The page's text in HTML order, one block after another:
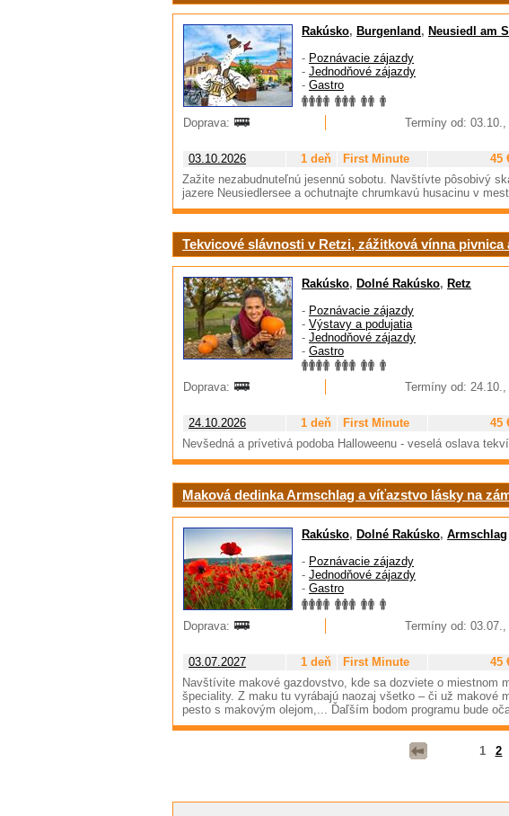
Rakúsko, Burgenland , Neusiedl am
- Poznávacie zájazdy
- Jednodňové zájazdy
- Gastro
Doprava:
Termíny od: 03.10.,
03.10.2026 1 deň First Minute 45
Zažite nezabudnuteľnú jesennú sobotu. Navštívte pôsobivý
jazere Neusiedlersee a ochutnajte chrumkavú husacinu v
Tekvicové slávnosti v Retzi, zážitková vínna pivnica
Rakúsko, Dolné Rakúsko, Retz
- Poznávacie zájazdy
- Výstavy a podujatia
- Jednodňové zájazdy
- Gastro
Doprava:
Termíny od: 24.10.,
24.10.2026 1 deň First Minute 45
Nevšedná a prívetivá podoba Halloweenu - veselá oslava
Maková dedinka Armschlag a víťazstvo lásky na
Rakúsko, Dolné Rakúsko, Armschlag
- Poznávacie zájazdy
- Jednodňové zájazdy
- Gastro
Doprava:
Termíny od: 03.07.,
03.07.2027 1 deň First Minute 45
Navštívite makové gazdovstvo, kde sa dozviete o miestnom
špeciality. Z maku tu vyrábajú naozaj všetko – či už makové
pesto s makovým olejom,... Ďaľším bodom programu bude
1 2